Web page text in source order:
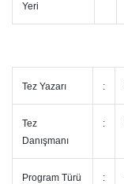
Yeri
Tez Yazarı :
Tez
Danışmanı
:
Program Türü :